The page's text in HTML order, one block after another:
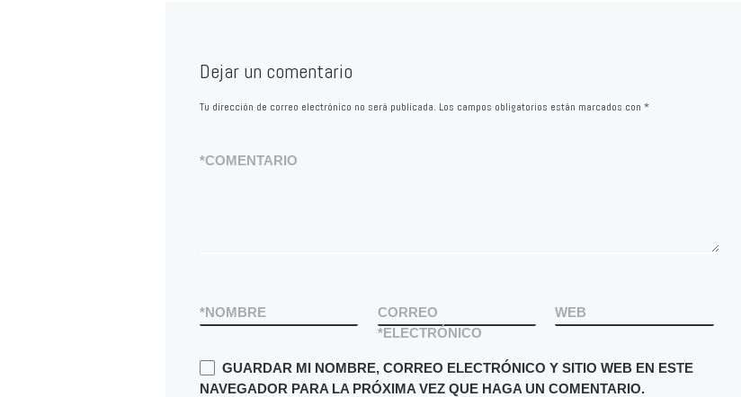
Dejar un comentario
Tu dirección de correo electrónico no será publicada. Los campos obligatorios están marcados con *
COMENTARIO
*
NOMBRE
*
CORREO
ELECTRÓNICO
*
WEB
GUARDAR MI NOMBRE, CORREO ELECTRÓNICO Y SITIO WEB EN ESTE
NAVEGADOR PARA LA PRÓXIMA VEZ QUE HAGA UN COMENTARIO.